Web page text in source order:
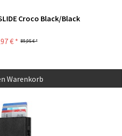
Croco Black/Black
89,95 € *
€ *
Warenkorb